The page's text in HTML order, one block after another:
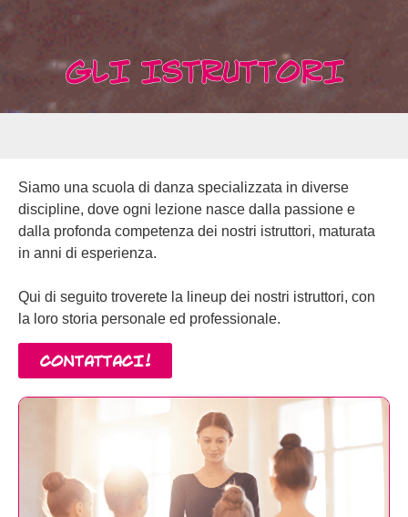
GLI ISTRUTTORI
Siamo una scuola di danza specializzata in diverse
discipline, dove ogni lezione nasce dalla passione e
dalla profonda competenza dei nostri istruttori, maturata
in anni di esperienza.
Qui di seguito troverete la lineup dei nostri istruttori, con
la loro storia personale ed professionale.
CONTATTACI!